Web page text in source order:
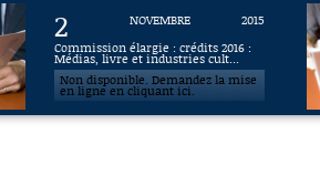
2 NOVEMBRE
2015
Commission élargie : crédits 2016 :
Médias, livre et industries cult...
Non disponible. Demandez la mise
en ligne en cliquant ici.